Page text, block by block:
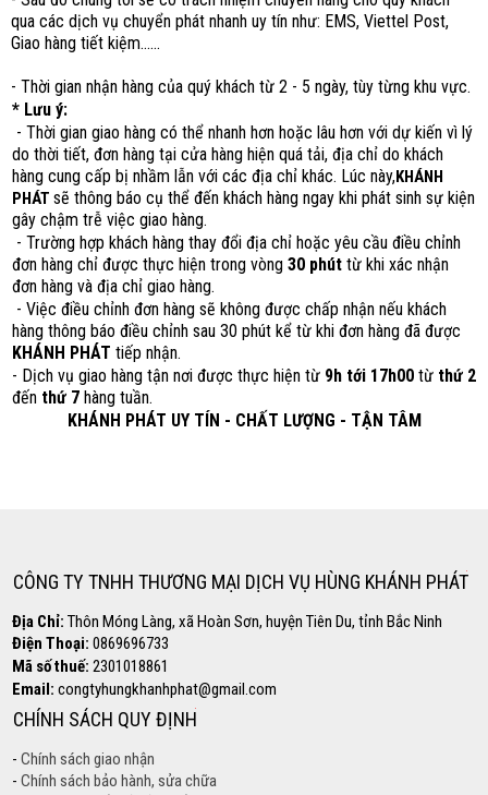
qua các dịch vụ chuyển phát nhanh uy tín như: EMS, Viettel Post,
Giao hàng tiết kiệm......
- Thời gian nhận hàng của quý khách từ 2 - 5 ngày, tùy từng khu vực.
* Lưu ý:
- Thời gian giao hàng có thể nhanh hơn hoặc lâu hơn với dự kiến vì lý
do thời tiết, đơn hàng tại cửa hàng hiện quá tải, địa chỉ do khách
hàng cung cấp bị nhầm lẫn với các địa chỉ khác. Lúc này,KHÁNH
PHÁT sẽ thông báo cụ thể đến khách hàng ngay khi phát sinh sự kiện
gây chậm trễ việc giao hàng.
- Trường hợp khách hàng thay đổi địa chỉ hoặc yêu cầu điều chỉnh
đơn hàng chỉ được thực hiện trong vòng 30 phút từ khi xác nhận
đơn hàng và địa chỉ giao hàng.
- Việc điều chỉnh đơn hàng sẽ không được chấp nhận nếu khách
hàng thông báo điều chỉnh sau 30 phút kể từ khi đơn hàng đã được
KHÁNH PHÁT tiếp nhận.
- Dịch vụ giao hàng tận nơi được thực hiện từ 9h tới 17h00 từ thứ 2
đến thứ 7 hàng tuần.
KHÁNH PHÁT UY TÍN - CHẤT LƯỢNG - TẬN TÂM
CÔNG TY TNHH THƯƠNG MẠI DỊCH VỤ HÙNG KHÁNH PHÁT
Địa Chỉ: Thôn Móng Làng, xã Hoàn Sơn, huyện Tiên Du, tỉnh Bắc Ninh
Điện Thoại: 0869696733
Mã số thuế: 2301018861
Email: congtyhungkhanhphat@gmail.com
CHÍNH SÁCH QUY ĐỊNH
- Chính sách giao nhận
- Chính sách bảo hành, sửa chữa